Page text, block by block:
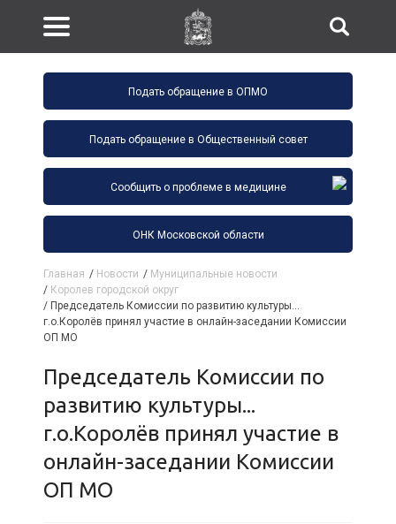
Подать обращение в ОПМО
Подать обращение в Общественный совет
Сообщить о проблеме в медицине
ОНК Московской области
Главная / Новости / Муниципальные новости
/ Королев городской округ
/ Председатель Комиссии по развитию культуры...
г.о.Королёв принял участие в онлайн-заседании Комиссии
ОП МО
Председатель Комиссии по
развитию культуры...
г.о.Королёв принял участие в
онлайн-заседании Комиссии
ОП МО